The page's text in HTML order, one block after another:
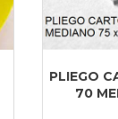
PLIEGO
70